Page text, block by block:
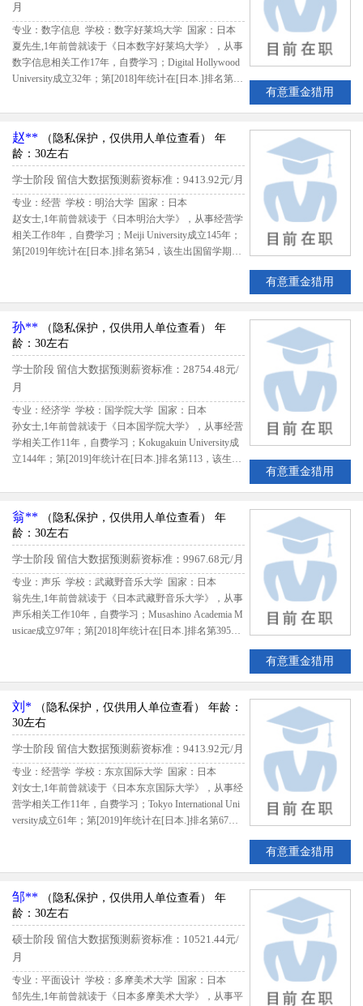
月
专业：数字信息 学校：数字好莱坞大学 国家：日本
夏先生,1年前曾就读于《日本数字好莱坞大学》，从事
数字信息相关工作17年，自费学习；Digital Hollywood
University成立32年；第[2018]年统计在[日本.]排名第15
评估得分79.80,留信网评定夏先生B级留学生专业人才
有意重金猎用
赵** （隐私保护，仅供用人单位查看）
年
龄：30左右
学士阶段 留信大数据预测薪资标准：9413.92元/月
专业：经营 学校：明治大学 国家：日本
赵女士,1年前曾就读于《日本明治大学》，从事经营学
相关工作8年，自费学习；Meiji University成立145年；
第[2019]年统计在[日本.]排名第54，该生出国留学期间
有意重金猎用
孙** （隐私保护，仅供用人单位查看）
年
龄：30左右
学士阶段 留信大数据预测薪资标准：28754.48元/
月
专业：经济学 学校：国学院大学 国家：日本
孙女士,1年前曾就读于《日本国学院大学》，从事经营
学相关工作11年，自费学习；Kokugakuin University成
立144年；第[2019]年统计在[日本.]排名第113，该生出
774,留信网评定孙女士B级留学生专业人才
有意重金猎用
翁** （隐私保护，仅供用人单位查看）
年
龄：30左右
学士阶段 留信大数据预测薪资标准：9967.68元/月
专业：声乐 学校：武藏野音乐大学 国家：日本
翁先生,1年前曾就读于《日本武藏野音乐大学》，从事
声乐相关工作10年，自费学习；Musashino Academia M
usicae成立97年；第[2018]年统计在[日本.]排名第395，
有意重金猎用
刘* （隐私保护，仅供用人单位查看）
年龄：
30左右
学士阶段 留信大数据预测薪资标准：9413.92元/月
专业：经营学 学校：东京国际大学 国家：日本
刘女士,1年前曾就读于《日本东京国际大学》，从事经
营学相关工作11年，自费学习；Tokyo International Uni
versity成立61年；第[2019]年统计在[日本.]排名第67，
有意重金猎用
邹** （隐私保护，仅供用人单位查看）
年
龄：30左右
硕士阶段 留信大数据预测薪资标准：10521.44元/
月
专业：平面设计 学校：多摩美术大学 国家：日本
邹先生,1年前曾就读于《日本多摩美术大学》，从事平